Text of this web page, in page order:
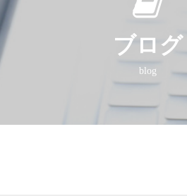
ブログ
blog